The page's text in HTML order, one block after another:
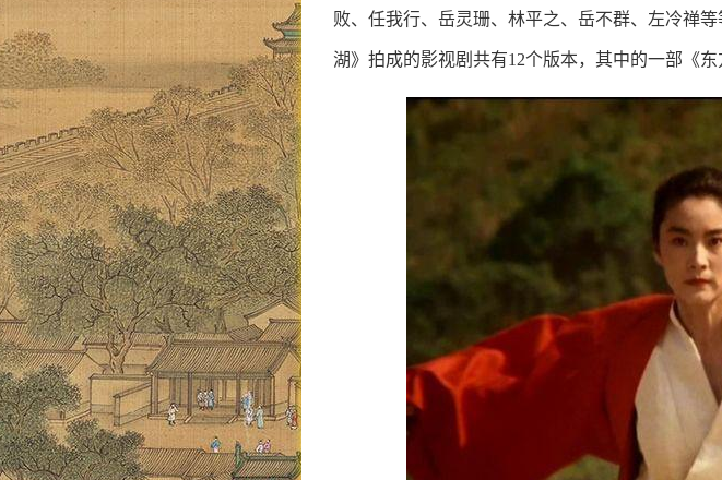
败、任我行、岳灵珊、林平之、岳不群、左冷禅
湖》拍成的影视剧共有12个版本，其中的一部《